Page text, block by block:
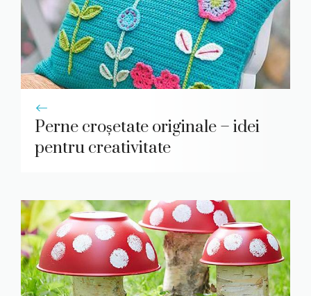
Perne croșetate originale – idei
pentru creativitate